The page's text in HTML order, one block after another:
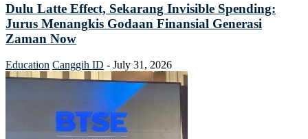
Dulu Latte Effect, Sekarang Invisible Spending:
Jurus Menangkis Godaan Finansial Generasi
Zaman Now
Education Canggih ID - July 31, 2026